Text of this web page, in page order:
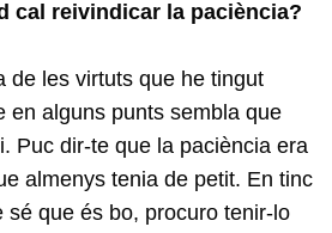
cal reivindicar la paciència?
de les virtuts que he tingut
en alguns punts sembla que
Puc dir-te que la paciència era
almenys tenia de petit. En tinc
sé que és bo, procuro tenir-lo